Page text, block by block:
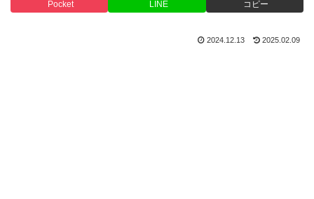
Pocket LINE コピー
2024.12.13 2025.02.09